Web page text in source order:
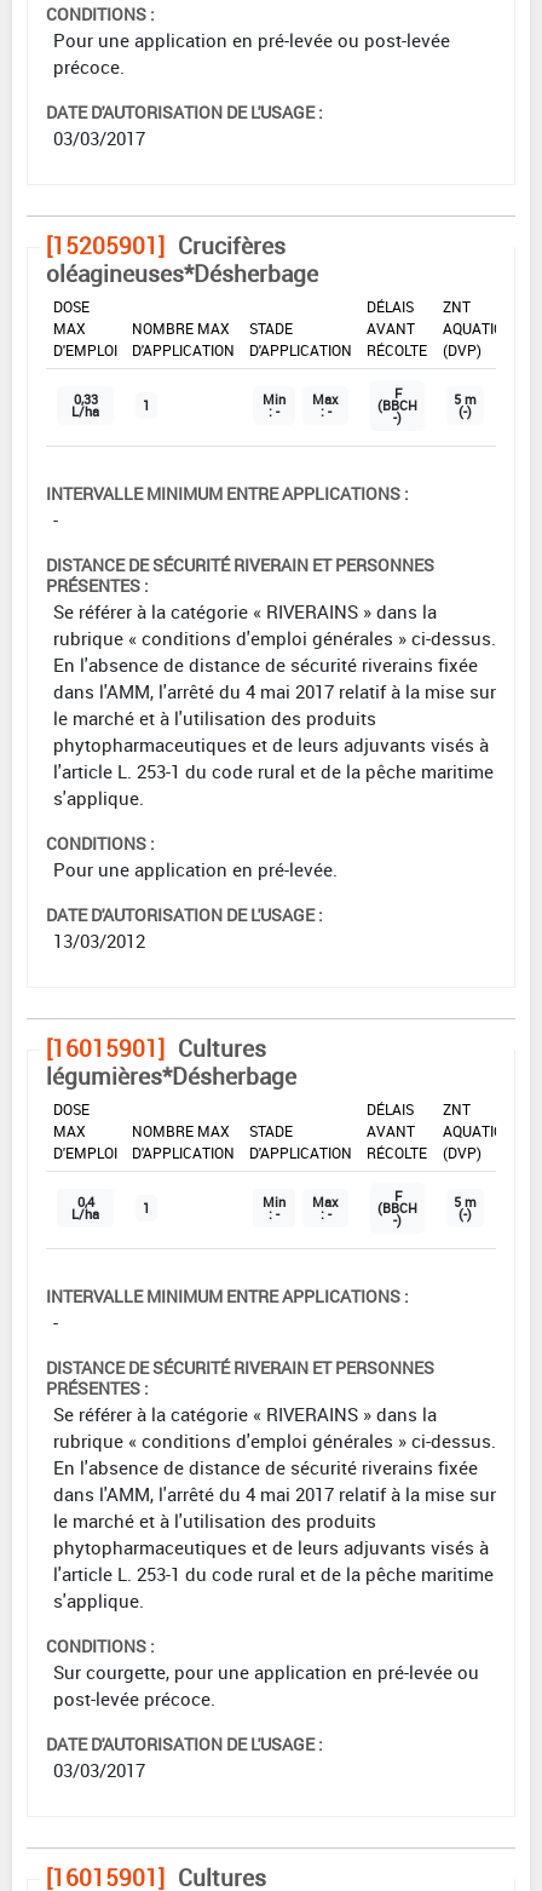
CONDITIONS :
Pour une application en pré-levée ou post-levée
précoce.
DATE D'AUTORISATION DE L'USAGE :
03/03/2017
[15205901] Crucifères
oléagineuses*Désherbage
DOSE
MAX
D'EMPLOI
NOMBRE MAX
D'APPLICATION
STADE
D'APPLICATION
DÉLAIS
AVANT
RÉCOLTE
ZNT
AQUATIQUE
(DVP)
0,33
L/ha 1 Min
: -
Max
: -
F
(BBCH
-)
5 m
(-)
INTERVALLE MINIMUM ENTRE APPLICATIONS :
-
DISTANCE DE SÉCURITÉ RIVERAIN ET PERSONNES
PRÉSENTES :
Se référer à la catégorie « RIVERAINS » dans la
rubrique « conditions d'emploi générales » ci-dessus.
En l'absence de distance de sécurité riverains fixée
dans l'AMM, l'arrêté du 4 mai 2017 relatif à la mise sur
le marché et à l'utilisation des produits
phytopharmaceutiques et de leurs adjuvants visés à
l'article L. 253-1 du code rural et de la pêche maritime
s'applique.
CONDITIONS :
Pour une application en pré-levée.
DATE D'AUTORISATION DE L'USAGE :
13/03/2012
[16015901] Cultures
légumières*Désherbage
DOSE
MAX
D'EMPLOI
NOMBRE MAX
D'APPLICATION
STADE
D'APPLICATION
DÉLAIS
AVANT
RÉCOLTE
ZNT
AQUATIQUE
(DVP)
0,4
L/ha 1 Min
: -
Max
: -
F
(BBCH
-)
5 m
(-)
INTERVALLE MINIMUM ENTRE APPLICATIONS :
-
DISTANCE DE SÉCURITÉ RIVERAIN ET PERSONNES
PRÉSENTES :
Se référer à la catégorie « RIVERAINS » dans la
rubrique « conditions d'emploi générales » ci-dessus.
En l'absence de distance de sécurité riverains fixée
dans l'AMM, l'arrêté du 4 mai 2017 relatif à la mise sur
le marché et à l'utilisation des produits
phytopharmaceutiques et de leurs adjuvants visés à
l'article L. 253-1 du code rural et de la pêche maritime
s'applique.
CONDITIONS :
Sur courgette, pour une application en pré-levée ou
post-levée précoce.
DATE D'AUTORISATION DE L'USAGE :
03/03/2017
[16015901] Cultures